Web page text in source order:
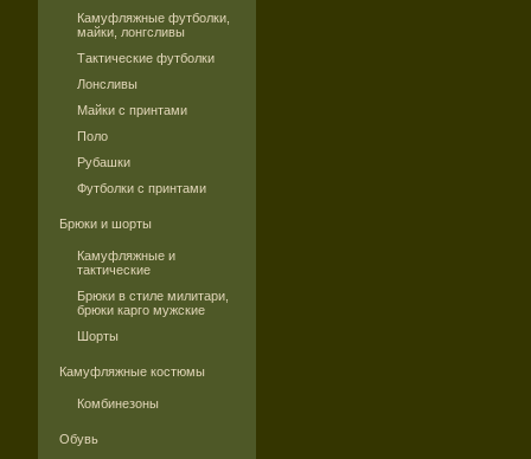
Камуфляжные футболки,
майки, лонгсливы
Тактические футболки
Лонсливы
Майки с принтами
Поло
Рубашки
Футболки с принтами
Брюки и шорты
Камуфляжные и
тактические
Брюки в стиле милитари,
брюки карго мужские
Шорты
Камуфляжные костюмы
Комбинезоны
Обувь